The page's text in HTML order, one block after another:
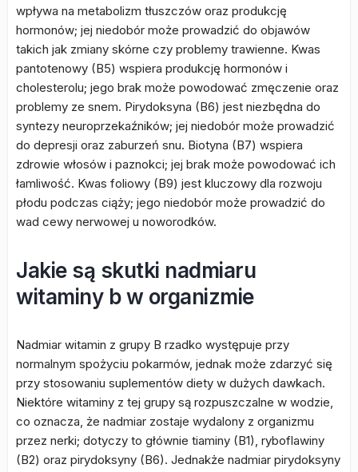
wpływa na metabolizm tłuszczów oraz produkcję
hormonów; jej niedobór może prowadzić do objawów
takich jak zmiany skórne czy problemy trawienne. Kwas
pantotenowy (B5) wspiera produkcję hormonów i
cholesterolu; jego brak może powodować zmęczenie oraz
problemy ze snem. Pirydoksyna (B6) jest niezbędna do
syntezy neuroprzekaźników; jej niedobór może prowadzić
do depresji oraz zaburzeń snu. Biotyna (B7) wspiera
zdrowie włosów i paznokci; jej brak może powodować ich
łamliwość. Kwas foliowy (B9) jest kluczowy dla rozwoju
płodu podczas ciąży; jego niedobór może prowadzić do
wad cewy nerwowej u noworodków.
Jakie są skutki nadmiaru
witaminy b w organizmie
Nadmiar witamin z grupy B rzadko występuje przy
normalnym spożyciu pokarmów, jednak może zdarzyć się
przy stosowaniu suplementów diety w dużych dawkach.
Niektóre witaminy z tej grupy są rozpuszczalne w wodzie,
co oznacza, że nadmiar zostaje wydalony z organizmu
przez nerki; dotyczy to głównie tiaminy (B1), ryboflawiny
(B2) oraz pirydoksyny (B6). Jednakże nadmiar pirydoksyny